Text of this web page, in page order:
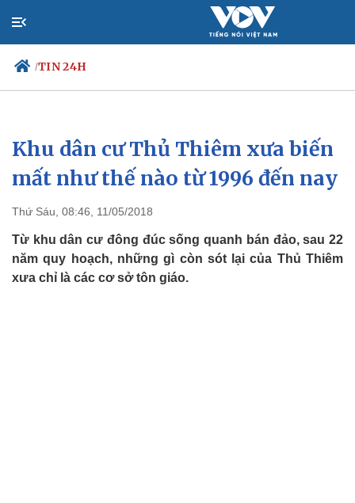
/TIN 24H
Chính trị
Đảng
Tổ chức nhân sự
Nhận diện sự thật
Xã hội
Tin 24h
Dự báo thời tiết
Việc làm
Biển đảo
Khu dân cư Thủ Thiêm xưa biến
mất như thế nào từ 1996 đến nay
Thứ Sáu, 08:46, 11/05/2018
Từ khu dân cư đông đúc sống quanh bán đảo, sau 22
năm quy hoạch, những gì còn sót lại của Thủ Thiêm
xưa chỉ là các cơ sở tôn giáo.